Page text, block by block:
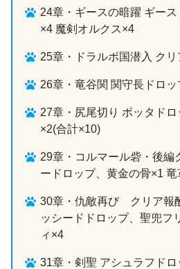
24章・ギースの暗躍 ギー
×4 魔剣オルクス×4
25章・ドラルボ国潜入 クリ
26章・竜谷関 関守長ドロ
27章・尻尾切り ボッタド
×2(合計×10)
29章・コルマール砦・後編
ードロップ、黄金の骨×1
30章・仇敵再び クリア報
ッシードドロップ、聖兜フ
ィ×4
31章・剣聖 アシュラフド